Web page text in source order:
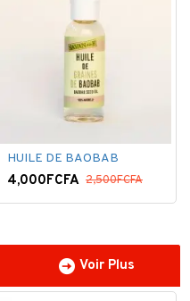
HUILE DE BAOBAB
4,000FCFA 2,500FCFA
Voir Plus